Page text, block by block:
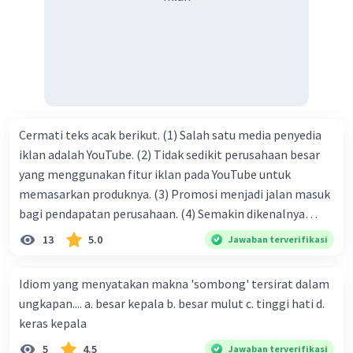
Cermati teks acak berikut. (1) Salah satu media penyedia
iklan adalah YouTube. (2) Tidak sedikit perusahaan besar
yang menggunakan fitur iklan pada YouTube untuk
memasarkan produknya. (3) Promosi menjadi jalan masuk
bagi pendapatan perusahaan. (4) Semakin dikenalnya
suatu produk oleh konsumen, semakin besar pula peluang
perusahaan kepada konsumen. Urutan yang tepat agar
menjadi teks eksposisi yang padu adalah .... A. (1)-(2)-(3)-
(4)-(5) B. (2)-(1)-(3)-(4)-(5) C. (3)-(1)-(2)-(5)-(4) D. (3)-(5)-
13 5.0 Jawaban terverifikasi
Idiom yang menyatakan makna 'sombong' tersirat dalam
ungkapan.... a. besar kepala b. besar mulut c. tinggi hati d.
keras kepala
5 4.5 Jawaban terverifikasi